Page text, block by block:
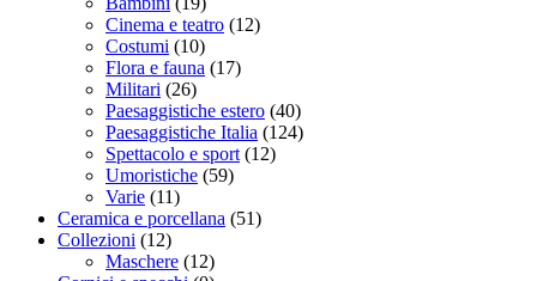
Cinema e teatro (12)
Costumi (10)
Flora e fauna (17)
Militari (26)
Paesaggistiche estero (40)
Paesaggistiche Italia (124)
Spettacolo e sport (12)
Umoristiche (59)
Varie (11)
Ceramica e porcellana (51)
Collezioni (12)
Maschere (12)